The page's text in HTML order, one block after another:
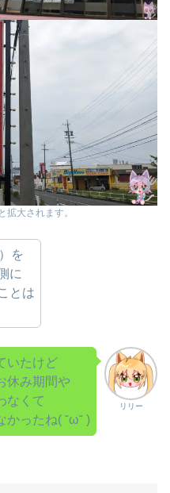
大されます。
を
に
とは
リリー
いたけど
休み期間や
なくて
かったね( ˘ω˘ )